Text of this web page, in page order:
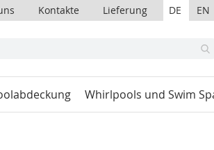
Kontakte Lieferung DE EN
Whirlpools und Swim